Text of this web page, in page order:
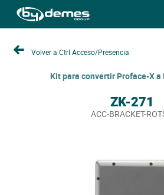
Volver a Ctrl Acceso/Presencia
Kit para convertir Proface-X a
ZK-271
ACC-BRACKET-